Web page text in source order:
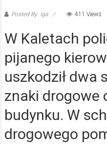
Posted By: Iga 411 Views
W Kaletach
pijanego
uszkodził dwa
znaki drogowe
budynku. W
drogowego